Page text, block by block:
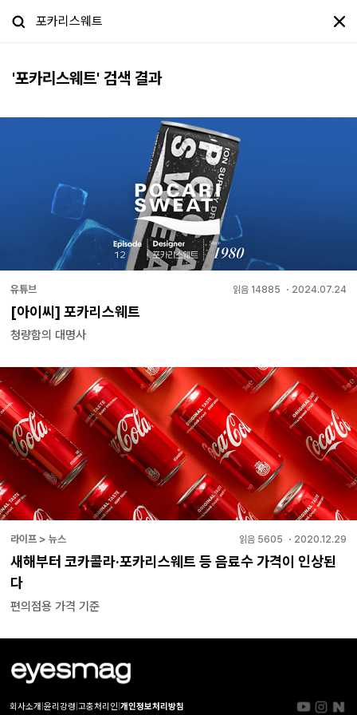
'포카리스웨트' 검색 결과
유튜브 읽음 14885 ・ 2024.07.24
[아이씨] 포카리스웨트
청량함의 대명사
라이프 > 뉴스 읽음 5605 ・ 2020.12.29
새해부터 코카콜라·포카리스웨트 등 음료수 가격이 인상된
다
편의점용 가격 기준
회사소개 윤리강령 고충처리인 개인정보처리방침